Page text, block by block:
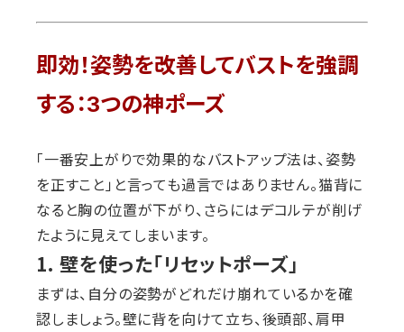
即効！姿勢を改善してバストを強調
する：3つの神ポーズ
「一番安上がりで効果的なバストアップ法は、姿勢
を正すこと」と言っても過言ではありません。猫背に
なると胸の位置が下がり、さらにはデコルテが削げ
たように見えてしまいます。
1. 壁を使った「リセットポーズ」
まずは、自分の姿勢がどれだけ崩れているかを確
認しましょう。壁に背を向けて立ち、後頭部、肩甲